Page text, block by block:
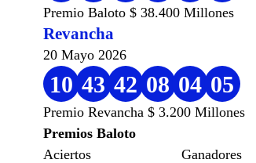
Premio Baloto $ 38.400 Millones
Revancha
20 Mayo 2026
10 43 42 08 04 05
Premio Revancha $ 3.200 Millones
Premios Baloto
Aciertos
Ganadores